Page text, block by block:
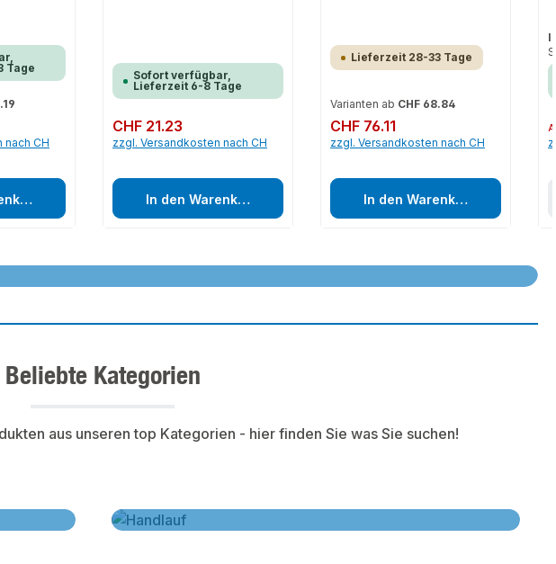
Tage
nach CH
Sofort verfügbar,
Lieferzeit 6-8 Tage
Regulärer Preis:
CHF 21.23
zzgl. Versandkosten nach CH
In den Warenkorb
Lieferzeit 28-33 Tage
Varianten ab CHF 68.84
Regulärer Preis:
CHF 76.11
zzgl. Versandkosten nach CH
In den Warenkorb
Beliebte Kategorien
aus unseren top Kategorien - hier finden Sie was Sie suchen!
Kleinraumventilatoren - jetzt kaufen